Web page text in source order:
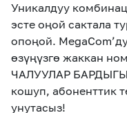
Уникалдуу
эсте оңой сактала
опоңой.
өзүңүзгө жаккан
ЧАЛУУЛАР БАРДЫГЫ
кошуп, абоненттик
унутасыз!